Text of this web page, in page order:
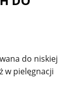
do niskiej
w pielęgnacji